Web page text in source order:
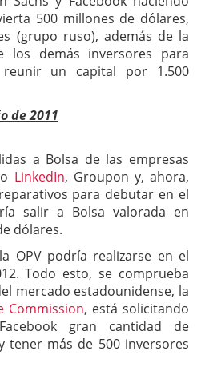
500 millones de dólares,
(grupo ruso), además de la
los demás inversores para
un capital por 1.500
de 2011
a Bolsa de las empresas
LinkedIn, Groupon y, ahora,
para debutar en el
salir a Bolsa valorada en
dólares.
OPV podría realizarse en el
Todo esto, se comprueba
mercado estadounidense, la
Commission, está solicitando
gran cantidad de
tener más de 500 inversores